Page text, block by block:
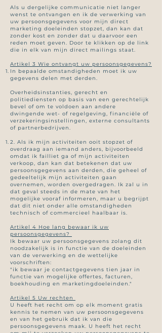
Als u dergelijke communicatie niet langer
wenst te ontvangen en ik de verwerking van
uw persoonsgegevens voor mijn direct
marketing doeleinden stopzet, dan kan dat
zonder kost en zonder dat u daarvoor een
reden moet geven. Door te klikken op de link
die in elk van mijn direct mailings staat.
Artikel 3 Wie ontvangt uw persoonsgegevens?
In bepaalde omstandigheden moet ik uw
gegevens delen met derden.
Overheidsinstanties, gerecht en
politiediensten op basis van een gerechtelijk
bevel of om te voldoen aan andere
dwingende wet- of regelgeving, financiële of
verzekeringsinstellingen, externe consultants
of partnerbedrijven.
2. Als ik mijn activiteiten ooit stopzet of
overdraag aan iemand anders, bijvoorbeeld
omdat ik failliet ga of mijn activiteiten
verkoop, dan kan dat betekenen dat uw
persoonsgegevens aan derden, die geheel of
gedeeltelijk mijn activiteiten gaan
overnemen, worden overgedragen. Ik zal u in
dat geval steeds in de mate van het
mogelijke vooraf informeren, maar u begrijpt
dat dit niet onder alle omstandigheden
technisch of commercieel haalbaar is.
Artikel 4 Hoe lang bewaar ik uw
persoonsgegevens?
Ik bewaar uw persoonsgegevens zolang dit
noodzakelijk is in functie van de doeleinden
van de verwerking en de wettelijke
voorschriften:
"ik bewaar je contactgegevens tien jaar in
functie van mogelijke offertes, facturen,
boekhouding en marketingdoeleinden."
Artikel 5 Uw rechten
U heeft het recht om op elk moment gratis
kennis te nemen van uw persoonsgegevens
en van het gebruik dat ik van die
persoonsgegevens maak. U heeft het recht